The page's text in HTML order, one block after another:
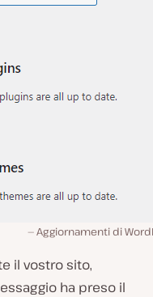
Aggiornamenti di
il vostro sito,
ha preso il